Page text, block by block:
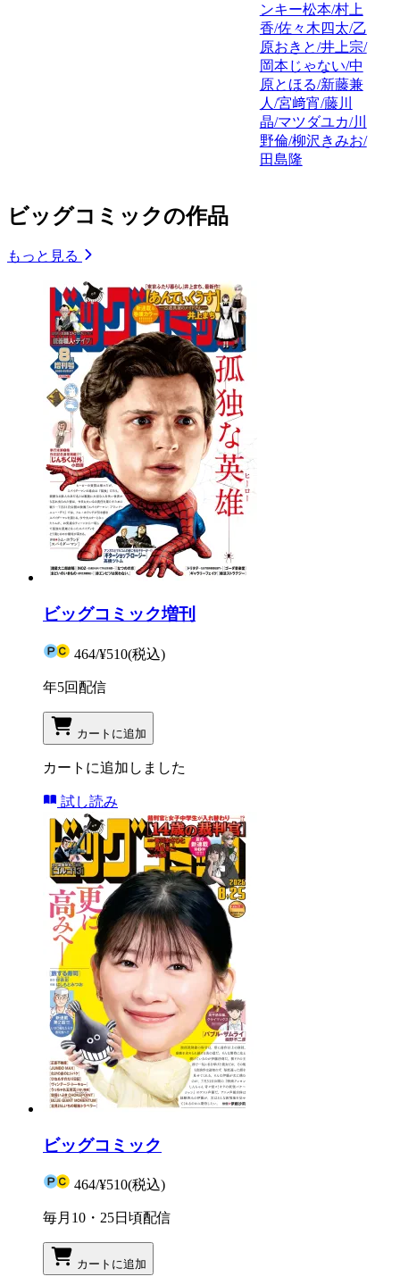
ンキー松本/村上
香/佐々木四太/乙
原おきと/井上宗/
岡本じゃない/中
原とほる/新藤兼
人/宮﨑宵/藤川
晶/マツダユカ/川
野倫/柳沢きみお/
田島隆
ビッグコミックの作品
もっと見る
ビッグコミック増刊
464/¥510(税込)
年5回配信
カートに追加
カートに追加しました
試し読み
ビッグコミック
464/¥510(税込)
毎月10・25日頃配信
カートに追加